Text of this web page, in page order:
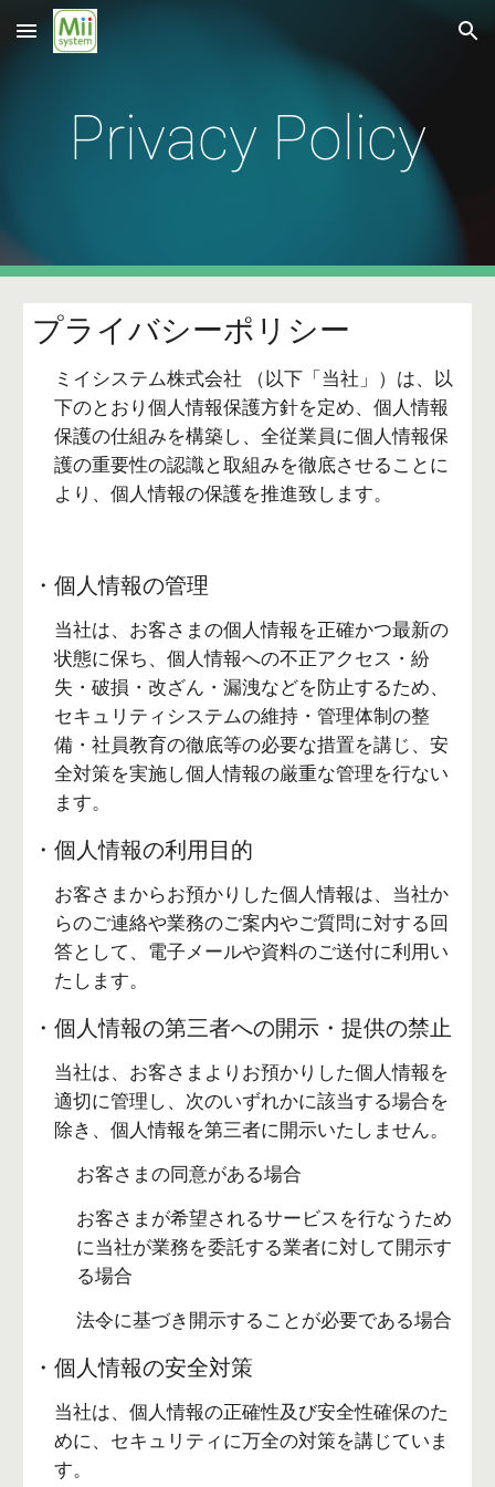
Skip to main content Skip to navigation
Privacy Policy
プライバシーポリシー
ミイシステム株式会社 （以下「当社」）は、以
下のとおり個人情報保護方針を定め、個人情報
保護の仕組みを構築し、全従業員に個人情報保
護の重要性の認識と取組みを徹底させることに
より、個人情報の保護を推進致します。
・個人情報の管理
当社は、お客さまの個人情報を正確かつ最新の
状態に保ち、個人情報への不正アクセス・紛
失・破損・改ざん・漏洩などを防止するため、
セキュリティシステムの維持・管理体制の整
備・社員教育の徹底等の必要な措置を講じ、安
全対策を実施し個人情報の厳重な管理を行ない
ます。
・個人情報の利用目的
お客さまからお預かりした個人情報は、当社か
らのご連絡や業務のご案内やご質問に対する回
答として、電子メールや資料のご送付に利用い
たします。
・個人情報の第三者への開示・提供の禁止
当社は、お客さまよりお預かりした個人情報を
適切に管理し、次のいずれかに該当する場合を
除き、個人情報を第三者に開示いたしません。
お客さまの同意がある場合
お客さまが希望されるサービスを行なうため
に当社が業務を委託する業者に対して開示す
る場合
法令に基づき開示することが必要である場合
・個人情報の安全対策
当社は、個人情報の正確性及び安全性確保のた
めに、セキュリティに万全の対策を講じていま
す。